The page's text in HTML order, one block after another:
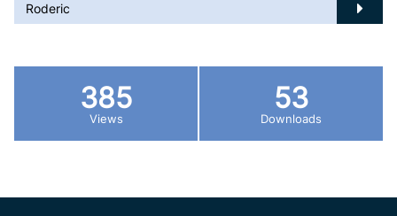
Roderic
385
Views
53
Downloads